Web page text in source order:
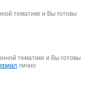
тематике и Вы готовы
тематике и Вы готовы
лично